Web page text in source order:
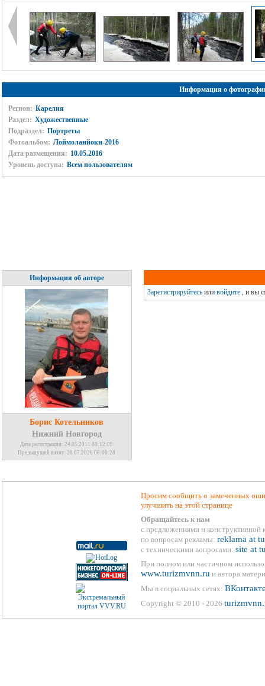
Информация о
Регион: Карелия
Раздел: Художественные
Подраздел: Портреты
Фотоальбом: Лоймоланйоки-2016
Дата размещения: 10.05.2016
Уровень доступа: Всем пользователям
Информация об авторе
Борис Котельников
Нижний Новгород
Дата регистрации: 24.05.2011 08:12:09
Предыдущий визит: 28.07.2026 06:00:28
Зарегистрируйтесьили войдите, и вы
Просим сообщить о замеченных
улучшить на этой странице
Обращайтесь к нам
с предложениями и конструктивной
по вопросам рекламы: reklama at
с техническими вопросами: site at
При полном или частичном
www.turizmvnn.ru и автора
Мы в социальных сетях:
Copyright © 2010 - 2026